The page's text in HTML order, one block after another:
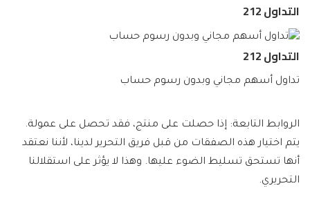
التداول 212
التداول 212
تداول أسهم مجاني وبدون رسوم حساب
الروابط التابعة: إذا حصلت على منتج، فقد تحصل على عمولة.
يتم اختيار هذه الصفقات من قبل فريق التحرير لدينا، لأننا نعتقد
أنها تستحق تسليط الضوء عليها. وهذا لا يؤثر على استقلالنا
التحريري.